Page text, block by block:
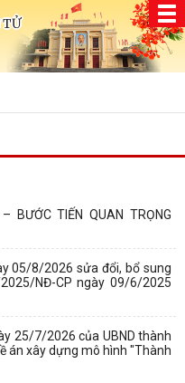
TỬ
BƯỚC TIẾN QUAN TRỌNG
05/8/2026 sửa đổi, bổ sung
NĐ-CP ngày 09/6/2025
25/7/2026 của UBND thành
án xây dựng mô hình "Thành